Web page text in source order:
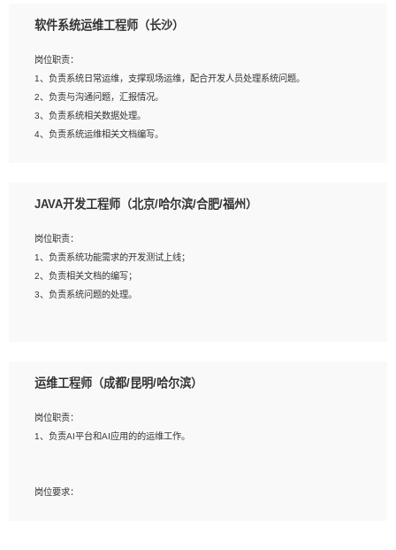
1、3年以上运营或解决方案的工作经验。
征，可独立提出完整的优化方案,并推动方案执行达成结果；熟练使用PPT、
WORD、EXCEL等办公软件；
3、深入理解公司各项AI产品和技术信息；具有较强的文档编写能力，能独立撰写
PPT、方案建议书等，面试时需携带个人制作的专业PPT文件进行展示。
软件系统运维工程师（长沙）
岗位职责：
1、负责系统日常运维，支撑现场运维，配合开发人员处理系统问题。
2、负责与沟通问题，汇报情况。
3、负责系统相关数据处理。
4、负责系统运维相关文档编写。
岗位要求：
2、精通linux命令。
3、熟悉oracle、mysql 数据库。
4、善于沟通，具有良好的团队合作精神和协作能力。
5、必须有实际的生产环境系统维护经验。
JAVA开发工程师（北京/哈尔滨/合肥/福州）
岗位职责：
1、负责系统功能需求的开发测试上线；
2、负责相关文档的编写；
3、负责系统问题的处理。
2、熟悉linux命令；
4、熟练使用oracle、mysql进行开发；
5、熟悉流程开发如使用activiti；
运维工程师（成都/昆明/哈尔滨）
岗位职责：
1、负责AI平台和AI应用的的运维工作。
岗位要求：